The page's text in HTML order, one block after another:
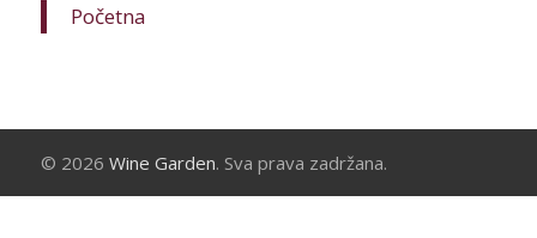
Početna
© 2026 Wine Garden. Sva prava zadržana.